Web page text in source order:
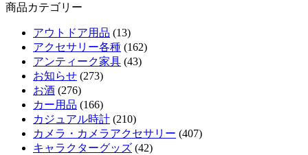
商品カテゴリー
アウトドア用品 (13)
アクセサリー各種 (162)
アンティーク家具 (43)
お知らせ (273)
お酒 (276)
カー用品 (166)
カジュアル時計 (210)
カメラ・カメラアクセサリー (407)
キャラクターグッズ (42)